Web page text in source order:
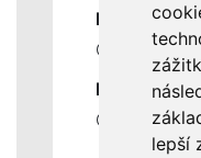
lepší
DŮLEŽITÉ
Ochrana
RYCHLÉ
Odstoupení